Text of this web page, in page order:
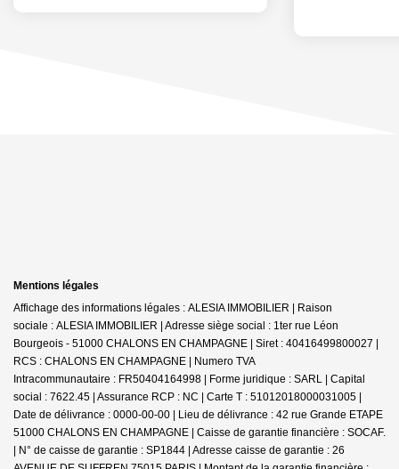
Mentions légales
Affichage des informations légales : ALESIA IMMOBILIER | Raison
sociale : ALESIA IMMOBILIER | Adresse siège social : 1ter rue Léon
Bourgeois - 51000 CHALONS EN CHAMPAGNE | Siret : 40416499800027 |
RCS : CHALONS EN CHAMPAGNE | Numero TVA
Intracommunautaire : FR50404164998 | Forme juridique : SARL | Capital
social : 7622.45 | Assurance RCP : NC | Carte T : 51012018000031005 |
Date de délivrance : 0000-00-00 | Lieu de délivrance : 42 rue Grande ETAPE
51000 CHALONS EN CHAMPAGNE | Caisse de garantie financière : SOCAF.
| N° de caisse de garantie : SP1844 | Adresse caisse de garantie : 26